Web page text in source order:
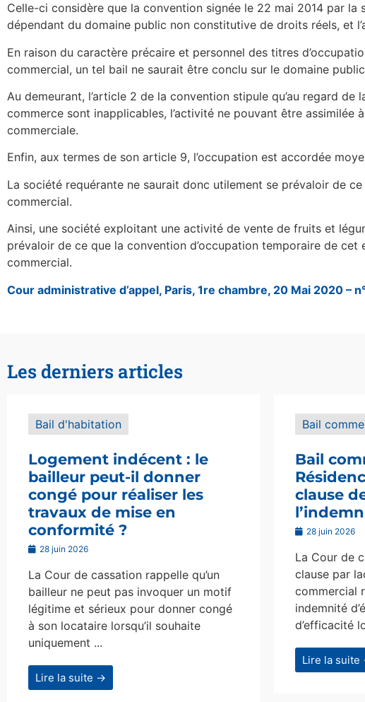
Celle-ci considère que la convention signée le 22 mai 2014 par la
dépendant du domaine public non constitutive de droits réels, et
En raison du caractère précaire et personnel des titres
commercial, un tel bail ne saurait être conclu sur le domaine
Au demeurant, l’article 2 de la convention stipule qu’au regard
commerce sont inapplicables, l’activité ne pouvant être
commerciale.
Enfin, aux termes de son article 9, l’occupation est accordée
La société requérante ne saurait donc utilement se prévaloir de
commercial.
Ainsi, une société exploitant une activité de vente de fruits et
prévaloir de ce que la convention d’occupation temporaire de
commercial.
Cour administrative d’appel, Paris, 1re chambre, 20 Mai 2020 –
Les derniers articles
Bail d'habitation
Logement indécent : le
bailleur peut-il donner
congé pour réaliser les
travaux de mise en
conformité ?
28 juin 2026
La Cour de cassation rappelle qu’un
bailleur ne peut pas invoquer un motif
légitime et sérieux pour donner congé
à son locataire lorsqu’il souhaite
uniquement ...
Lire la suite →
Bail
Bail
clause
28 juin 2026
La Cour de
clause par
commercial
indemnité
d’efficacité
Lire la suite